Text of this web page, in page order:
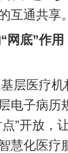
互通共享
网底”作
层医疗
电子病历
”开放，
慧化医